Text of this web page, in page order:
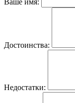
Достоинства:
Недостатки: